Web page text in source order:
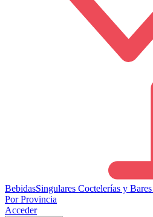
BebidasSingulares Coctelerías y
Por Provincia
Acceder